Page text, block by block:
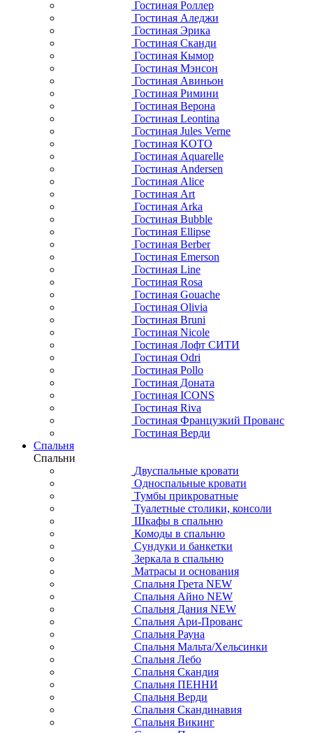
Гостиная Роллер
Гостиная Аледжи
Гостиная Эрика
Гостиная Сканди
Гостиная Кымор
Гостиная Мэнсон
Гостиная Авиньон
Гостиная Римини
Гостиная Верона
Гостиная Leontina
Гостиная Jules Verne
Гостиная KOTO
Гостиная Aquarelle
Гостиная Andersen
Гостиная Alice
Гостиная Art
Гостиная Arka
Гостиная Bubble
Гостиная Ellipse
Гостиная Berber
Гостиная Emerson
Гостиная Line
Гостиная Rosa
Гостиная Gouache
Гостиная Olivia
Гостиная Bruni
Гостиная Nicole
Гостиная Лофт СИТИ
Гостиная Odri
Гостиная Pollo
Гостиная Доната
Гостиная ICONS
Гостиная Riva
Гостиная Французкий Прованс
Гостиная Верди
Спальня
Спальни
Двуспальные кровати
Односпальные кровати
Тумбы прикроватные
Туалетные столики, консоли
Шкафы в спальню
Комоды в спальню
Сундуки и банкетки
Зеркала в спальню
Матрасы и основания
Спальня Грета NEW
Спальня Айно NEW
Спальня Дания NEW
Спальня Ари-Прованс
Спальня Рауна
Спальня Мальта/Хельсинки
Спальня Лебо
Спальня Скандия
Спальня ПЕННИ
Спальня Верди
Спальня Скандинавия
Спальня Викинг